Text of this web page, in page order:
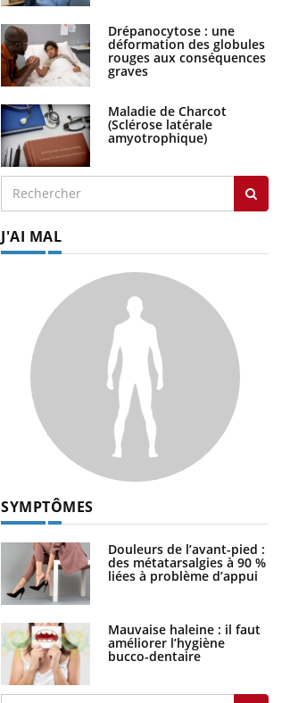
Comment oublier les écrans en
vacances ?
Drépanocytose : une
déformation des globules
rouges aux conséquences
graves
Maladie de Charcot
(Sclérose latérale
amyotrophique)
J'AI MAL
SYMPTÔMES
Douleurs de l’avant-pied :
des métatarsalgies à 90 %
liées à problème d’appui
Mauvaise haleine : il faut
améliorer l’hygiène
bucco-dentaire